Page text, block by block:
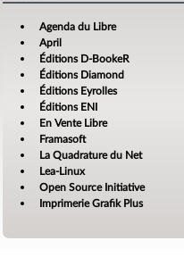
Agenda du Libre
April
Éditions D-BookeR
Éditions Diamond
Éditions Eyrolles
Éditions ENI
En Vente Libre
Framasoft
La Quadrature du Net
Lea-Linux
Open Source Initiative
Imprimerie Grafik Plus